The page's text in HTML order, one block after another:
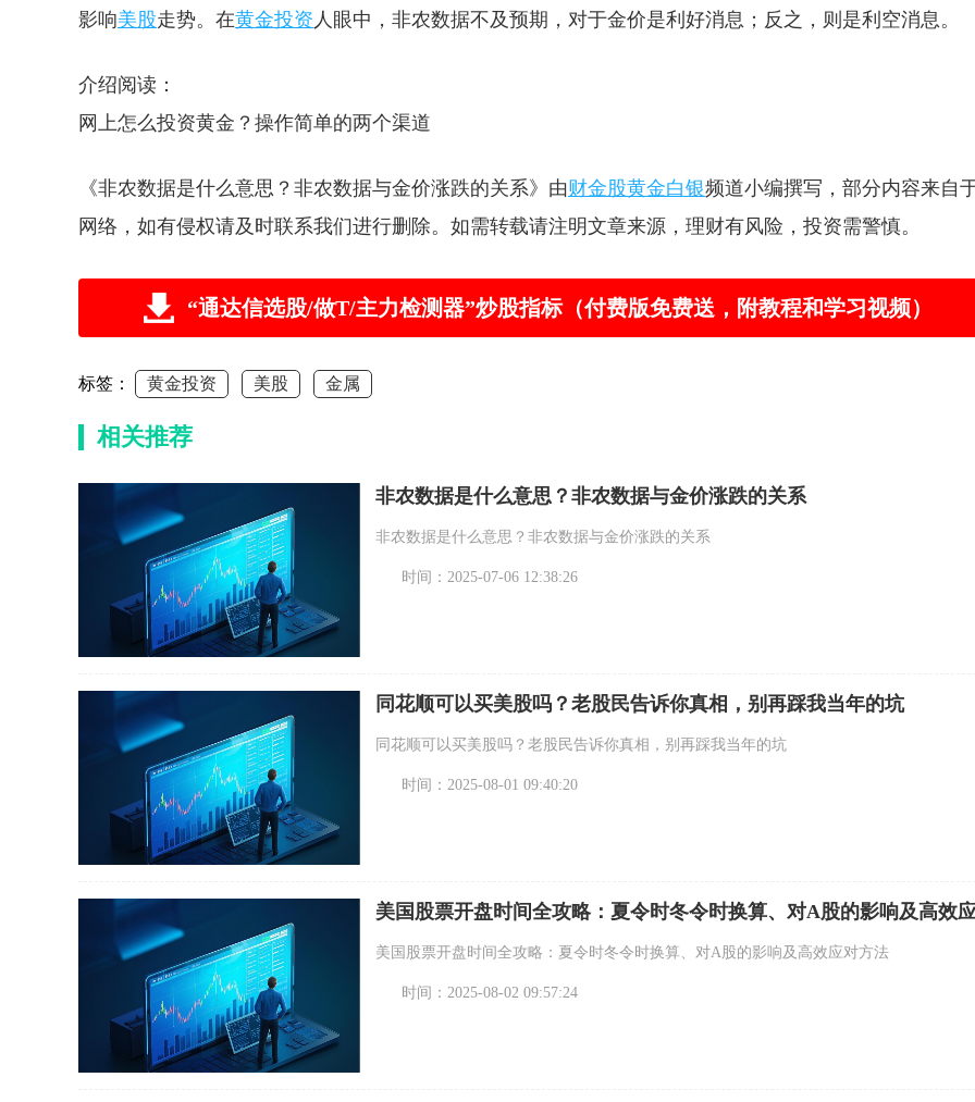
影响美股走势。在黄金投资 人眼中，非农数据不及预期，对于金价是利好消息；反之，则是利空消息。
介绍阅读：
网上怎么投资黄金？操作简单的两个渠道
《非农数据是什么意思？非农数据与金价涨跌的关系》由财金股黄金白银频道小编撰写，部分内容来自
网络，如有侵权请及时联系我们进行删除。如需转载请注明文章来源，理财有风险，投资需警慎。
“通达信选股/做T/主力检测器”炒股指标（付费版免费送，附教程和学习视频）
标签： 黄金投资 美股 金属
相关推荐
非农数据是什么意思？非农数据与金价涨跌的关系
非农数据是什么意思？非农数据与金价涨跌的关系
时间：2025-07-06 12:38:26
同花顺可以买美股吗？老股民告诉你真相，别再踩我当年的坑
同花顺可以买美股吗？老股民告诉你真相，别再踩我当年的坑
时间：2025-08-01 09:40:20
美国股票开盘时间全攻略：夏令时冬令时换算、对A股的影响及高效
美国股票开盘时间全攻略：夏令时冬令时换算、对A股的影响及高效应对方法
时间：2025-08-02 09:57:24